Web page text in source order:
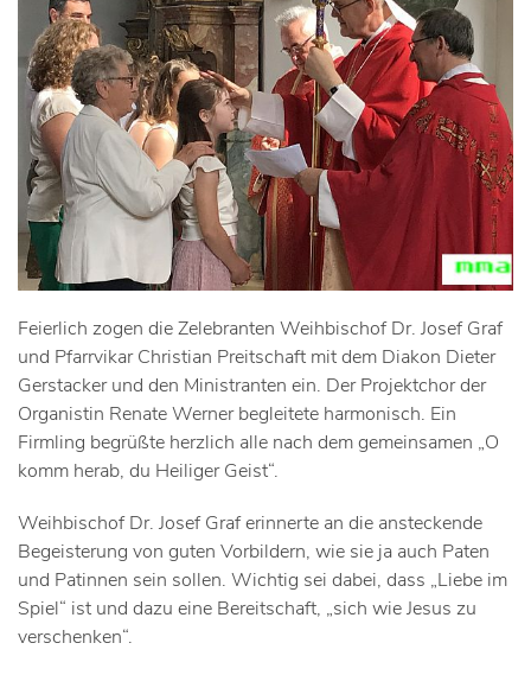
Feierlich zogen die Zelebranten Weihbischof Dr. Josef Graf
und Pfarrvikar Christian Preitschaft mit dem Diakon Dieter
Gerstacker und den Ministranten ein. Der Projektchor der
Organistin Renate Werner begleitete harmonisch. Ein
Firmling begrüßte herzlich alle nach dem gemeinsamen „O
komm herab, du Heiliger Geist“.
Weihbischof Dr. Josef Graf erinnerte an die ansteckende
Begeisterung von guten Vorbildern, wie sie ja auch Paten
und Patinnen sein sollen. Wichtig sei dabei, dass „Liebe im
Spiel“ ist und dazu eine Bereitschaft, „sich wie Jesus zu
verschenken“.